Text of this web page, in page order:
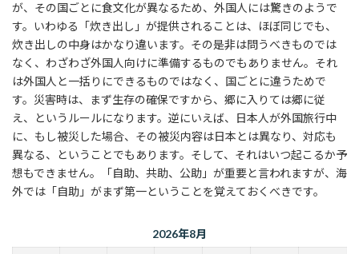
が、その国ごとに食文化が異なるため、外国人には驚きのようで
す。いわゆる「炊き出し」が提供されることは、ほぼ同じでも、
炊き出しの中身はかなり違います。その是非は問うべきものでは
なく、わざわざ外国人向けに準備するものでもありません。それ
は外国人と一括りにできるものではなく、国ごとに違うためで
す。災害時は、まず生存の確保ですから、郷に入りては郷に従
え、というルールになります。逆にいえば、日本人が外国旅行中
に、もし被災した場合、その被災内容は日本とは異なり、対応も
異なる、ということでもあります。そして、それはいつ起こるか予
想もできません。「自助、共助、公助」が重要と言われますが、海
外では「自助」がまず第一ということを覚えておくべきです。
2026年8月